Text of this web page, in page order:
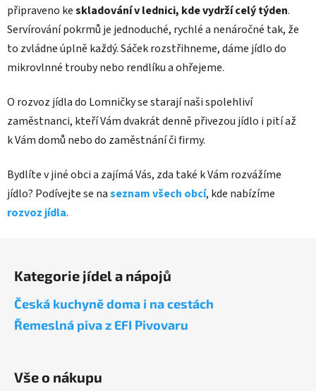
připraveno keskladování v lednici, kde vydrží celý týden.
Servírování pokrmů je jednoduché, rychlé a nenáročné tak, že
to zvládne úplně každý. Sáček rozstřihneme, dáme jídlo do
mikrovlnné trouby nebo rendlíku a ohřejeme.
O rozvoz jídla do Lomničky se starají naši spolehliví
zaměstnanci, kteří Vám dvakrát denně přivezou jídlo i pití až
k Vám domů nebo do zaměstnání či firmy.
Bydlíte v jiné obci a zajímá Vás, zda také k Vám rozvážíme
jídlo? Podívejte se naseznam všech obcí, kde nabízíme
rozvoz jídla.
Kategorie jídel a nápojů
Česká kuchyně doma i na cestách
Řemeslná piva z EFI Pivovaru
Vše o nákupu